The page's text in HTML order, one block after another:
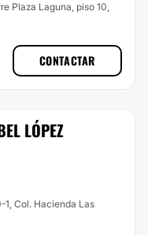
Plaza Laguna, piso 10,
CONTACTAR
LÓPEZ
1, Col. Hacienda Las